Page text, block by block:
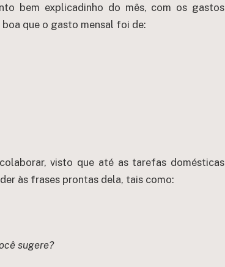
bem explicadinho do mês, com os gastos
que o gasto mensal foi de:
visto que até as tarefas domésticas
às frases prontas dela, tais como:
sugere?